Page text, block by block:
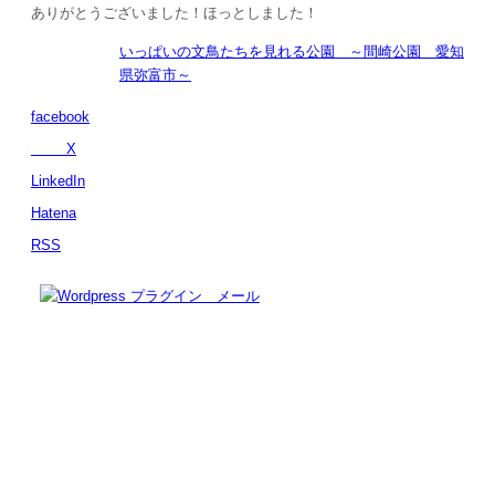
ありがとうございました！ほっとしました！
いっぱいの文鳥たちを見れる公園 ～間崎公園 愛知
県弥富市～
facebook
X
LinkedIn
Hatena
RSS